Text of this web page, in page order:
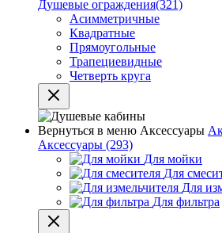
Душевые ограждения(321)
Асимметричные
Квадратные
Прямоугольные
Трапециевидные
Четверть круга
Вернуться в меню Аксессуары
Аксессуары (293)
Для мойки
Для
Для
Для фильтра